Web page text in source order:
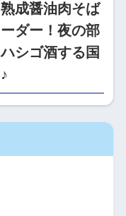
成醤油肉そば
ダー！夜の部
シゴ酒する国